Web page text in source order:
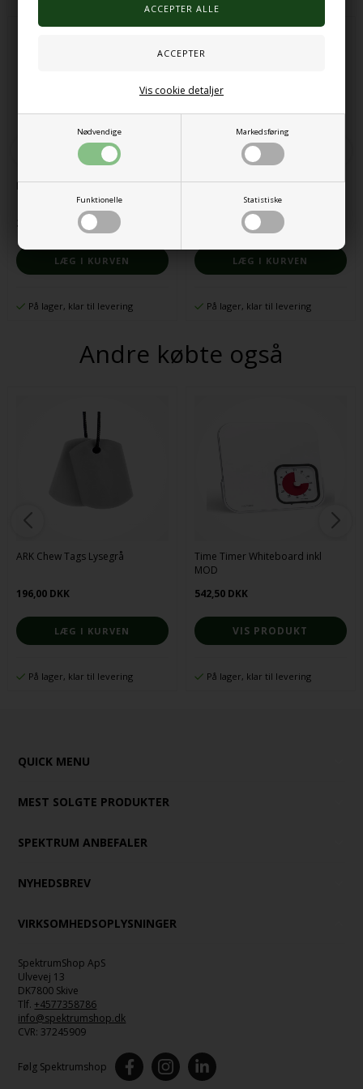
Nødvendige Markedsføring
Funktionelle Statistiske
Vis cookie detaljer
Pop up telt sort
365,00 DKK
På lager, klar til levering
Konvekse spejle 4stk
1.578,00 DKK
På lager, klar til levering
Andre købte også
ARK Chew Tags Lysegrå
196,00 DKK
På lager, klar til levering
Time Timer Whiteboard inkl
MOD
542,50 DKK
VIS PRODUKT
På lager, klar til levering
QUICK MENU
MEST SOLGTE PRODUKTER
SPEKTRUM ANBEFALER
NYHEDSBREV
VIRKSOMHEDSOPLYSNINGER
SpektrumShop ApS
Ulvevej 13
DK7800 Skive
Tlf. +4577358786
info@spektrumshop.dk
CVR: 37245909
Følg Spektrumshop